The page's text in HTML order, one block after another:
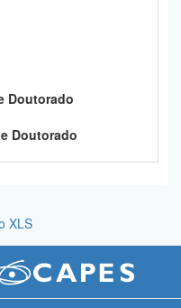
Doutorado
Doutorado
XLS